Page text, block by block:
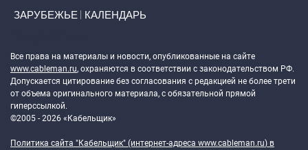
ЗАРУБЕЖЬЕ КАЛЕНДАРЬ
Все права на материалы и новости, опубликованные на сайте
www.cableman.ru, охраняются в соответствии с законодательством РФ.
Допускается цитирование без согласования с редакцией не более трети
от объема оригинального материала, с обязательной прямой
гиперссылкой.
©2005 - 2026 «Кабельщик»
Политика сайта "Кабельщик" (интернет-адреса www.cableman.ru) в